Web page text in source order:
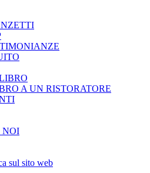
A UN RISTORATORE
NOI
sul sito web